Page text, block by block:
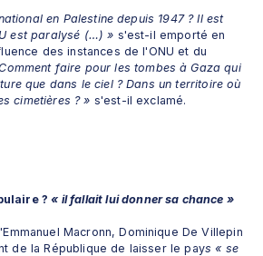
en Palestine depuis 1947 ? Il est
est paralysé (…) » s'est-il emporté en
des instances de l'ONU et du
faire pour les tombes à Gaza qui
que dans le ciel ? Dans un territoire où
cimetières ? » s'est-il exclamé.
? « il fallait lui donner sa chance »
Macronn, Dominique De Villepin
de la République de laisser le pays « se